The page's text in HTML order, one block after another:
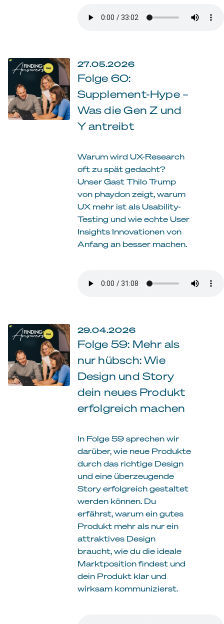
27.05.2026
Folge 60:
Supplement-Hype –
Was die Gen Z und
Y antreibt
Warum wird UX-Research
oft zu spät gedacht?
Unser Gast Thilo Trump
von phaydon zeigt, warum
UX mehr ist als Usability-
Testing und wie echte User
Insights Innovationen von
Anfang an besser machen.
29.04.2026
Folge 59: Mehr als
nur hübsch: Wie
Design und Story
dein neues Produkt
erfolgreich machen
In Folge 59 sprechen wir
darüber, wie neue Produkte
durch das richtige Design
und eine überzeugende
Story erfolgreich gestaltet
werden können. Du
erfährst, warum ein gutes
Produkt mehr als nur ein
attraktives Design
braucht, wie du die ideale
Marktposition findest und
dein Produkt klar und
wirksam kommunizierst.